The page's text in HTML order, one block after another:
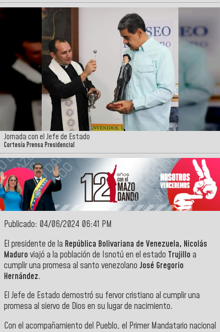
Jornada con el Jefe de Estado
Cortesía Prensa Presidencial
Publicado: 04/06/2024 06:41 PM
El presidente de la República Bolivariana de Venezuela, Nicolás
Maduro viajó a la población de Isnotú en el estado Trujillo a
cumplir una promesa al santo venezolano José Gregorio
Hernández.
El Jefe de Estado demostró su fervor cristiano al cumplir una
promesa al siervo de Dios en su lugar de nacimiento.
Con el acompañamiento del Pueblo, el Primer Mandatario nacional